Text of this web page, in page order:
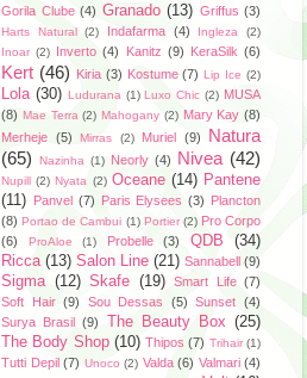
Gorila Clube (4) Granado (13) Griffus (3)
Harts Natural (2) Indafarma (4) Ingleza
(2)
Inoar (2) Inverto (4) Kanitz (9) KeraSilk (6)
Kert (46) Kiria (3) Kostume (7) Lip Ice (2)
Lola (30) Ludurana (1) Luxo Chic (2) MUSA
(8) Mae Terra (2) Mahogany (2) Mary Kay (8)
Merheje (5) Mirras (2) Muriel (9)
Natura
(65)
Nazinha (1) Neorly (4) Nivea (42)
Nupill (2) Nyata (2) Oceane (14) Pantene
(11) Panvel (7) Paris Elysees (3) Plancton
(8) Portao de Cambui (1) Portier (2) Pro Corpo
(6)
ProAloe (1) Probelle (3) QDB
(34)
Ricca (13) Salon Line (21) Sannabell (9)
Sigma (12) Skafe (19) Smart Life (7)
Soft Hair (9) Sou Dessas (5) Sunset (4)
Surya Brasil (9) The Beauty Box (25)
The Body Shop (10) Thipos (7) Trihair (1)
Tutti Depil (7) Unoco (2) Valda (6) Valmari (4)